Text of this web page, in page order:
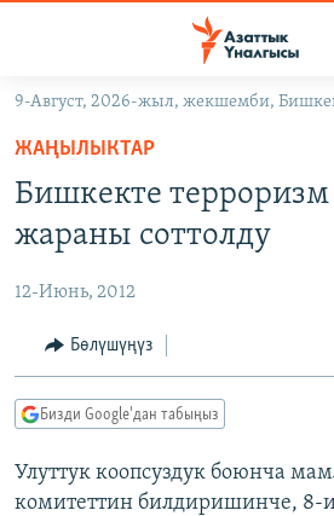
Навигацияга
өтүңүз
Издөөгө
салыңыз
ЭКОНОМИКА
МАДАНИЯТ
БОРБОР АЗИЯ
УКРАИНА
АТАЙЫН ИЛИКТӨӨ
ТВ ПРОГРАММАЛАР
ЭКСПЕРТТЕР ТАЛДАЙТ
БИЗ ЖАНА ДҮЙНӨ
ӨЗГӨЧӨ ПИКИР
Русский
9-Август, 2026-жыл, жекшемби,
ЖАҢЫЛЫКТАР
Бишкекте
жараны соттолду
12-Июнь, 2012
Бөлүшүңүз
Бизди Google'дан табыңыз
Улуттук коопсуздук боюнча
комитеттин билдиришинче,